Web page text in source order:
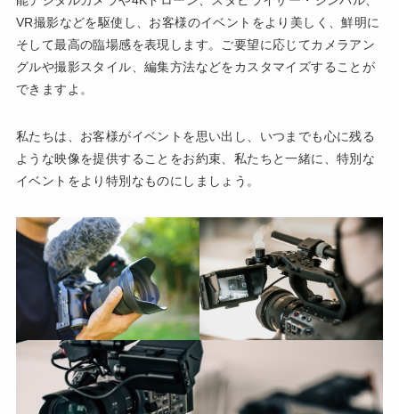
VR撮影などを駆使し、お客様のイベントをより美しく、鮮明に
そして最高の臨場感を表現します。ご要望に応じてカメラアン
グルや撮影スタイル、編集方法などをカスタマイズすることが
できますよ。
私たちは、お客様がイベントを思い出し、いつまでも心に残る
ような映像を提供することをお約束、私たちと一緒に、特別な
イベントをより特別なものにしましょう。